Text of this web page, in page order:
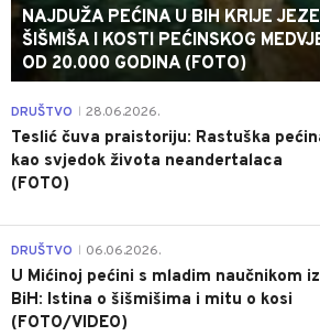
NAJDUŽA PEĆINA U BIH KRIJE
ŠIŠMIŠA I KOSTI PEĆINSKOG
OD 20.000 GODINA (FOTO)
DRUŠTVO 28.06.2026.
Teslić čuva praistoriju: Rastuška
kao svjedok života neandertalaca
(FOTO)
DRUŠTVO 06.06.2026.
U Mićinoj pećini s mladim naučnikom iz
BiH: Istina o šišmišima i mitu o kosi
(FOTO/VIDEO)